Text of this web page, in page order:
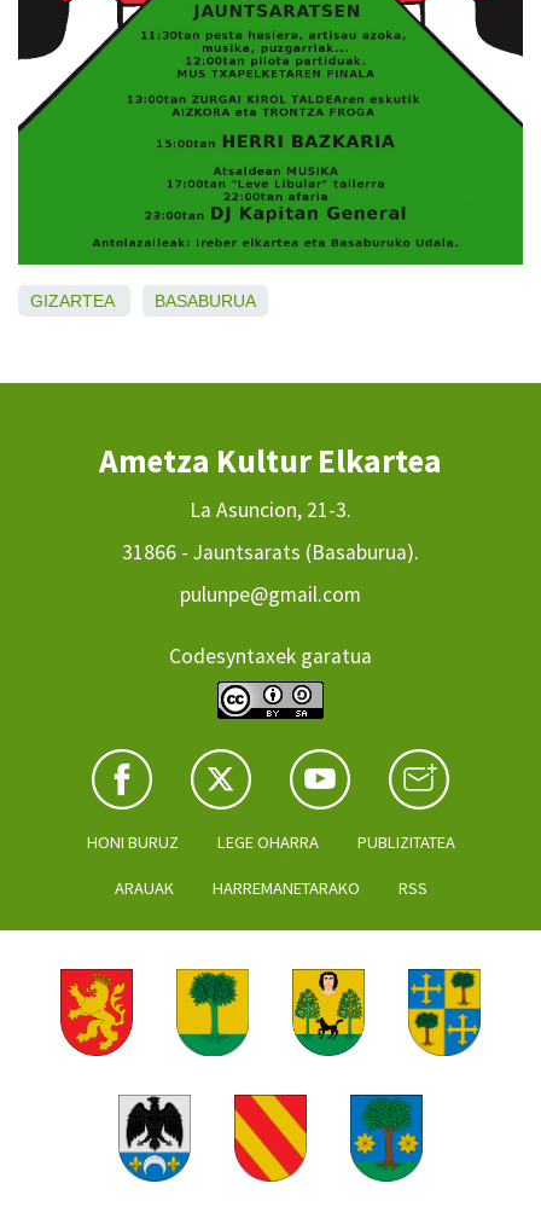
GIZARTEA BASABURUA
Ametza Kultur Elkartea
La Asuncion, 21-3.
31866 - Jauntsarats (Basaburua).
pulunpe@gmail.com
Codesyntaxek garatua
HONI BURUZ LEGE OHARRA PUBLIZITATEA
ARAUAK HARREMANETARAKO RSS